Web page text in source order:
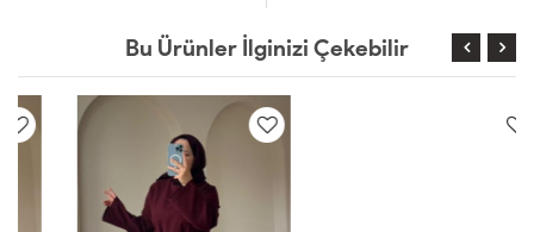
Bu Ürünler İlginizi Çekebilir